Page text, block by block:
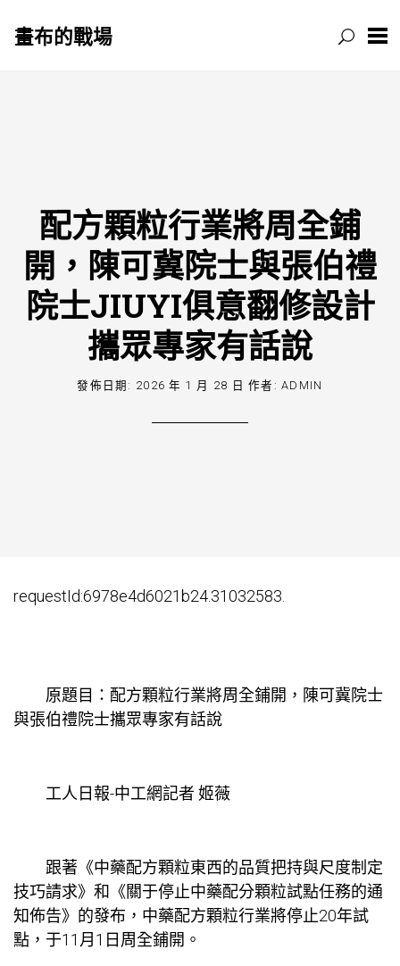
畫布的戰場
配方顆粒行業將周全鋪
開，陳可冀院士與張伯禮
院士JIUYI俱意翻修設計
攜眾專家有話說
發佈日期: 2026 年 1 月 28 日 作者:ADMIN
requestId:6978e4d6021b24.31032583.
原題目：配方顆粒行業將周全鋪開，陳可冀院士
與張伯禮院士攜眾專家有話說
工人日報-中工網記者 姬薇
跟著《中藥配方顆粒東西的品質把持與尺度制定
技巧請求》和《關于停止中藥配分顆粒試點任務的通
知佈告》的發布，中藥配方顆粒行業將停止20年試
點，于11月1日周全鋪開。